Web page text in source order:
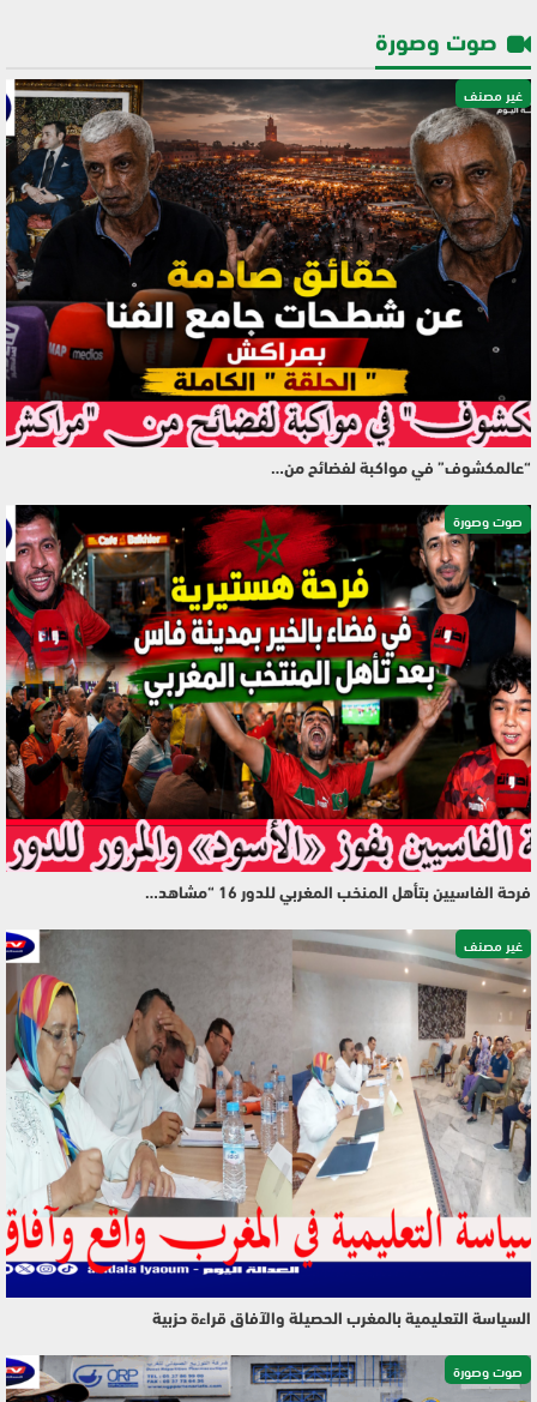
صوت وصورة
غير مصنف
“عالمكشوف” في مواكبة لفضائح من…
صوت وصورة
فرحة الفاسيين بتأهل المنخب المغربي للدور 16 “مشاهد…
غير مصنف
السياسة التعليمية بالمغرب الحصيلة والآفاق قراءة حزبية
صوت وصورة